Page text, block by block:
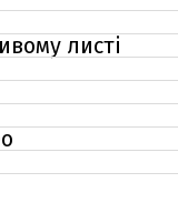
листі